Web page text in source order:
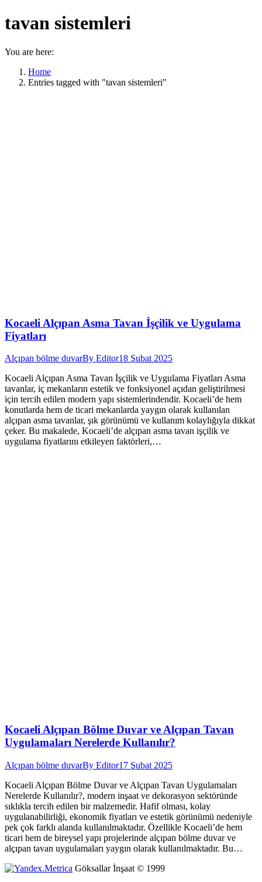
tavan sistemleri
You are here:
Home
Entries tagged with "tavan sistemleri"
Kocaeli Alçıpan Asma Tavan İşçilik ve Uygulama
Fiyatları
Alçıpan bölme duvarBy Editor18 Şubat 2025
Kocaeli Alçıpan Asma Tavan İşçilik ve Uygulama Fiyatları Asma
tavanlar, iç mekanların estetik ve fonksiyonel açıdan geliştirilmesi
için tercih edilen modern yapı sistemlerindendir. Kocaeli’de hem
konutlarda hem de ticari mekanlarda yaygın olarak kullanılan
alçıpan asma tavanlar, şık görünümü ve kullanım kolaylığıyla dikkat
çeker. Bu makalede, Kocaeli’de alçıpan asma tavan işçilik ve
uygulama fiyatlarını etkileyen faktörleri,…
Kocaeli Alçıpan Bölme Duvar ve Alçıpan Tavan
Uygulamaları Nerelerde Kullanılır?
Alçıpan bölme duvarBy Editor17 Şubat 2025
Kocaeli Alçıpan Bölme Duvar ve Alçıpan Tavan Uygulamaları
Nerelerde Kullanılır?, modern inşaat ve dekorasyon sektöründe
sıklıkla tercih edilen bir malzemedir. Hafif olması, kolay
uygulanabilirliği, ekonomik fiyatları ve estetik görünümü nedeniyle
pek çok farklı alanda kullanılmaktadır. Özellikle Kocaeli’de hem
ticari hem de bireysel yapı projelerinde alçıpan bölme duvar ve
alçıpan tavan uygulamaları yaygın olarak kullanılmaktadır. Bu…
Göksallar İnşaat © 1999